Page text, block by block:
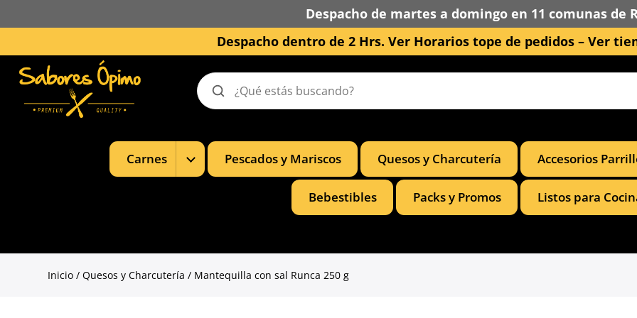
Despacho de martes a domingo en 11 comunas de
Despacho dentro de 2 Hrs. Ver Horarios tope de pedidos – Ver
Buscar
Carnes
Mostrar
subcategoríasPescados y Mariscos Quesos y Charcutería Accesorios
Bebestibles Packs y Promos Listos para
Inicio /Quesos y Charcutería / Mantequilla con sal Runca 250 g